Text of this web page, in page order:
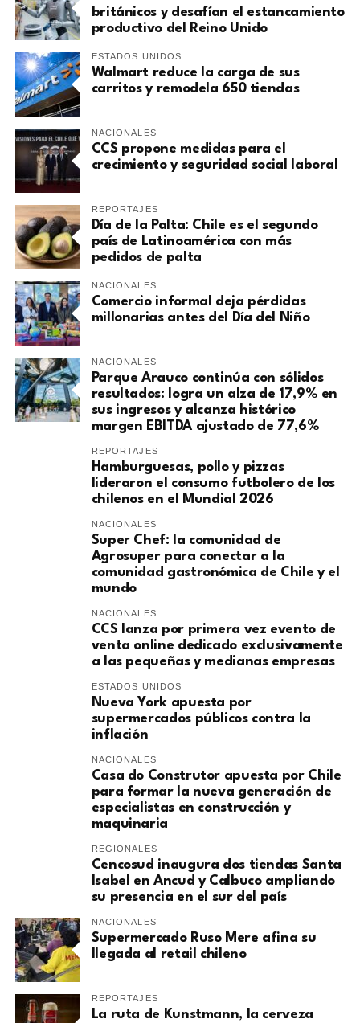
británicos y desafían el estancamiento
productivo del Reino Unido
ESTADOS UNIDOS
Walmart reduce la carga de sus
carritos y remodela 650 tiendas
NACIONALES
CCS propone medidas para el
crecimiento y seguridad social laboral
REPORTAJES
Día de la Palta: Chile es el segundo
país de Latinoamérica con más
pedidos de palta
NACIONALES
Comercio informal deja pérdidas
millonarias antes del Día del Niño
NACIONALES
Parque Arauco continúa con sólidos
resultados: logra un alza de 17,9% en
sus ingresos y alcanza histórico
margen EBITDA ajustado de 77,6%
REPORTAJES
Hamburguesas, pollo y pizzas
lideraron el consumo futbolero de los
chilenos en el Mundial 2026
NACIONALES
Super Chef: la comunidad de
Agrosuper para conectar a la
comunidad gastronómica de Chile y el
mundo
NACIONALES
CCS lanza por primera vez evento de
venta online dedicado exclusivamente
a las pequeñas y medianas empresas
ESTADOS UNIDOS
Nueva York apuesta por
supermercados públicos contra la
inflación
NACIONALES
Casa do Construtor apuesta por Chile
para formar la nueva generación de
especialistas en construcción y
maquinaria
REGIONALES
Cencosud inaugura dos tiendas Santa
Isabel en Ancud y Calbuco ampliando
su presencia en el sur del país
NACIONALES
Supermercado Ruso Mere afina su
llegada al retail chileno
REPORTAJES
La ruta de Kunstmann, la cerveza